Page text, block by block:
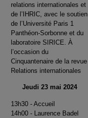
relations internationales et
de l’IHRIC, avec le soutien
de l’Université Paris 1
Panthéon-Sorbonne et du
laboratoire SIRICE. À
l’occasion du
Cinquantenaire de la revue
Relations internationales
Jeudi 23 mai 2024
13h30 - Accueil
14h00 - Laurence Badel